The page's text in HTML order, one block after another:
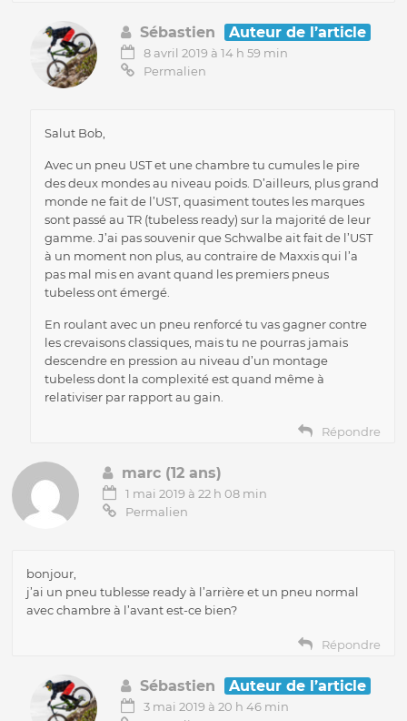
Sébastien Auteur de l’article
8 avril 2019 à 14 h 59 min
Permalien
Salut Bob,
Avec un pneu UST et une chambre tu cumules le pire
des deux mondes au niveau poids. D’ailleurs, plus grand
monde ne fait de l’UST, quasiment toutes les marques
sont passé au TR (tubeless ready) sur la majorité de leur
gamme. J’ai pas souvenir que Schwalbe ait fait de l’UST
à un moment non plus, au contraire de Maxxis qui l’a
pas mal mis en avant quand les premiers pneus
tubeless ont émergé.
En roulant avec un pneu renforcé tu vas gagner contre
les crevaisons classiques, mais tu ne pourras jamais
descendre en pression au niveau d’un montage
tubeless dont la complexité est quand même à
relativiser par rapport au gain.
Répondre
marc (12 ans)
1 mai 2019 à 22 h 08 min
Permalien
bonjour,
j’ai un pneu tublesse ready à l’arrière et un pneu normal
avec chambre à l’avant est-ce bien?
Répondre
Sébastien Auteur de l’article
3 mai 2019 à 20 h 46 min